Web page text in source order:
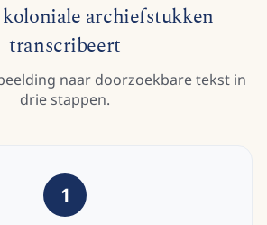
archiefstukken
transcribeert
naar doorzoekbare tekst in
drie stappen.
1